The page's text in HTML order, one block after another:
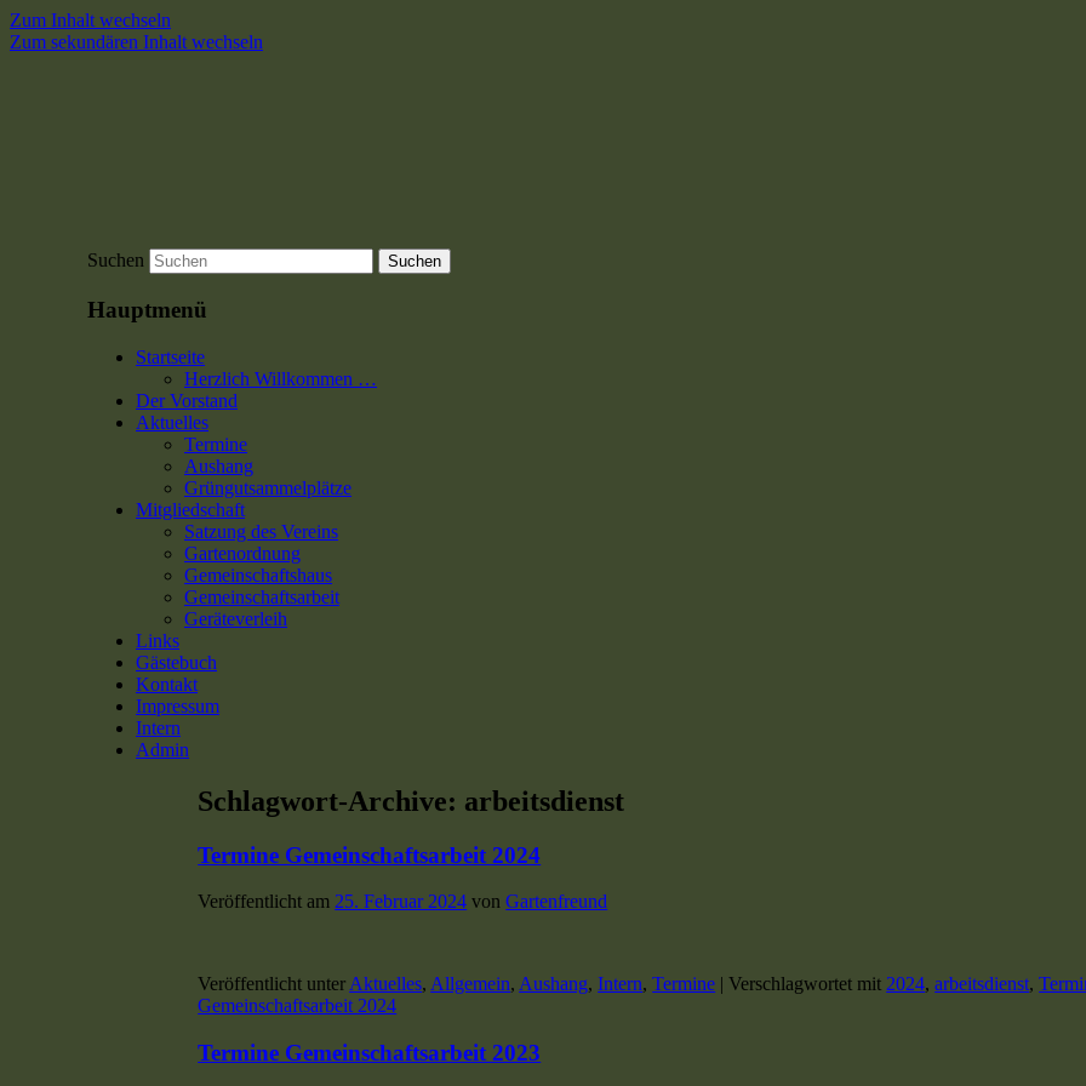
Zum Inhalt wechseln
Zum sekundären Inhalt wechseln
Suchen
Hauptmenü
Startseite
Herzlich Willkommen …
Der Vorstand
Aktuelles
Termine
Aushang
Grüngutsammelplätze
Mitgliedschaft
Satzung des Vereins
Gartenordnung
Gemeinschaftshaus
Gemeinschaftsarbeit
Geräteverleih
Links
Gästebuch
Kontakt
Impressum
Intern
Admin
Schlagwort-Archive: arbeitsdienst
Termine Gemeinschaftsarbeit 2024
Veröffentlicht am25. Februar 2024 vonGartenfreund
Veröffentlicht unterAktuelles,Allgemein,Aushang,Intern,Termine |Verschlagwortet mit 2024,arbeitsdienst,
Gemeinschaftsarbeit 2024
Termine Gemeinschaftsarbeit 2023